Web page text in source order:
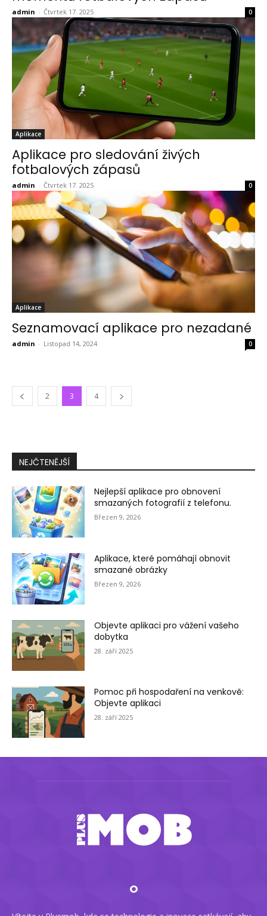
admin - Čtvrtek 17. 2025 0
Aplikace
Aplikace pro sledování živých
fotbalových zápasů
admin - Čtvrtek 17. 2025 0
Aplikace
Seznamovací aplikace pro nezadané
admin - Listopad 14, 2024 0
2 3 4
NEJČTENĚJŠÍ
Nejlepší aplikace pro obnovení
smazaných fotografií z telefonu.
Březen 9, 2026
Aplikace, které pomáhají obnovit
smazané obrázky
Březen 9, 2026
Objevte aplikaci pro vážení vašeho
dobytka
28. září 2025
Pomoc při hospodaření na venkově:
Objevte aplikaci
28. září 2025
O